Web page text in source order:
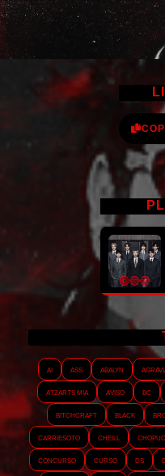
AI ASS Abalyn
Atzarts Mia
Aviso BC
Bitchcraft
Black
Carriesoto
Cheill
Concurso
Curso DS